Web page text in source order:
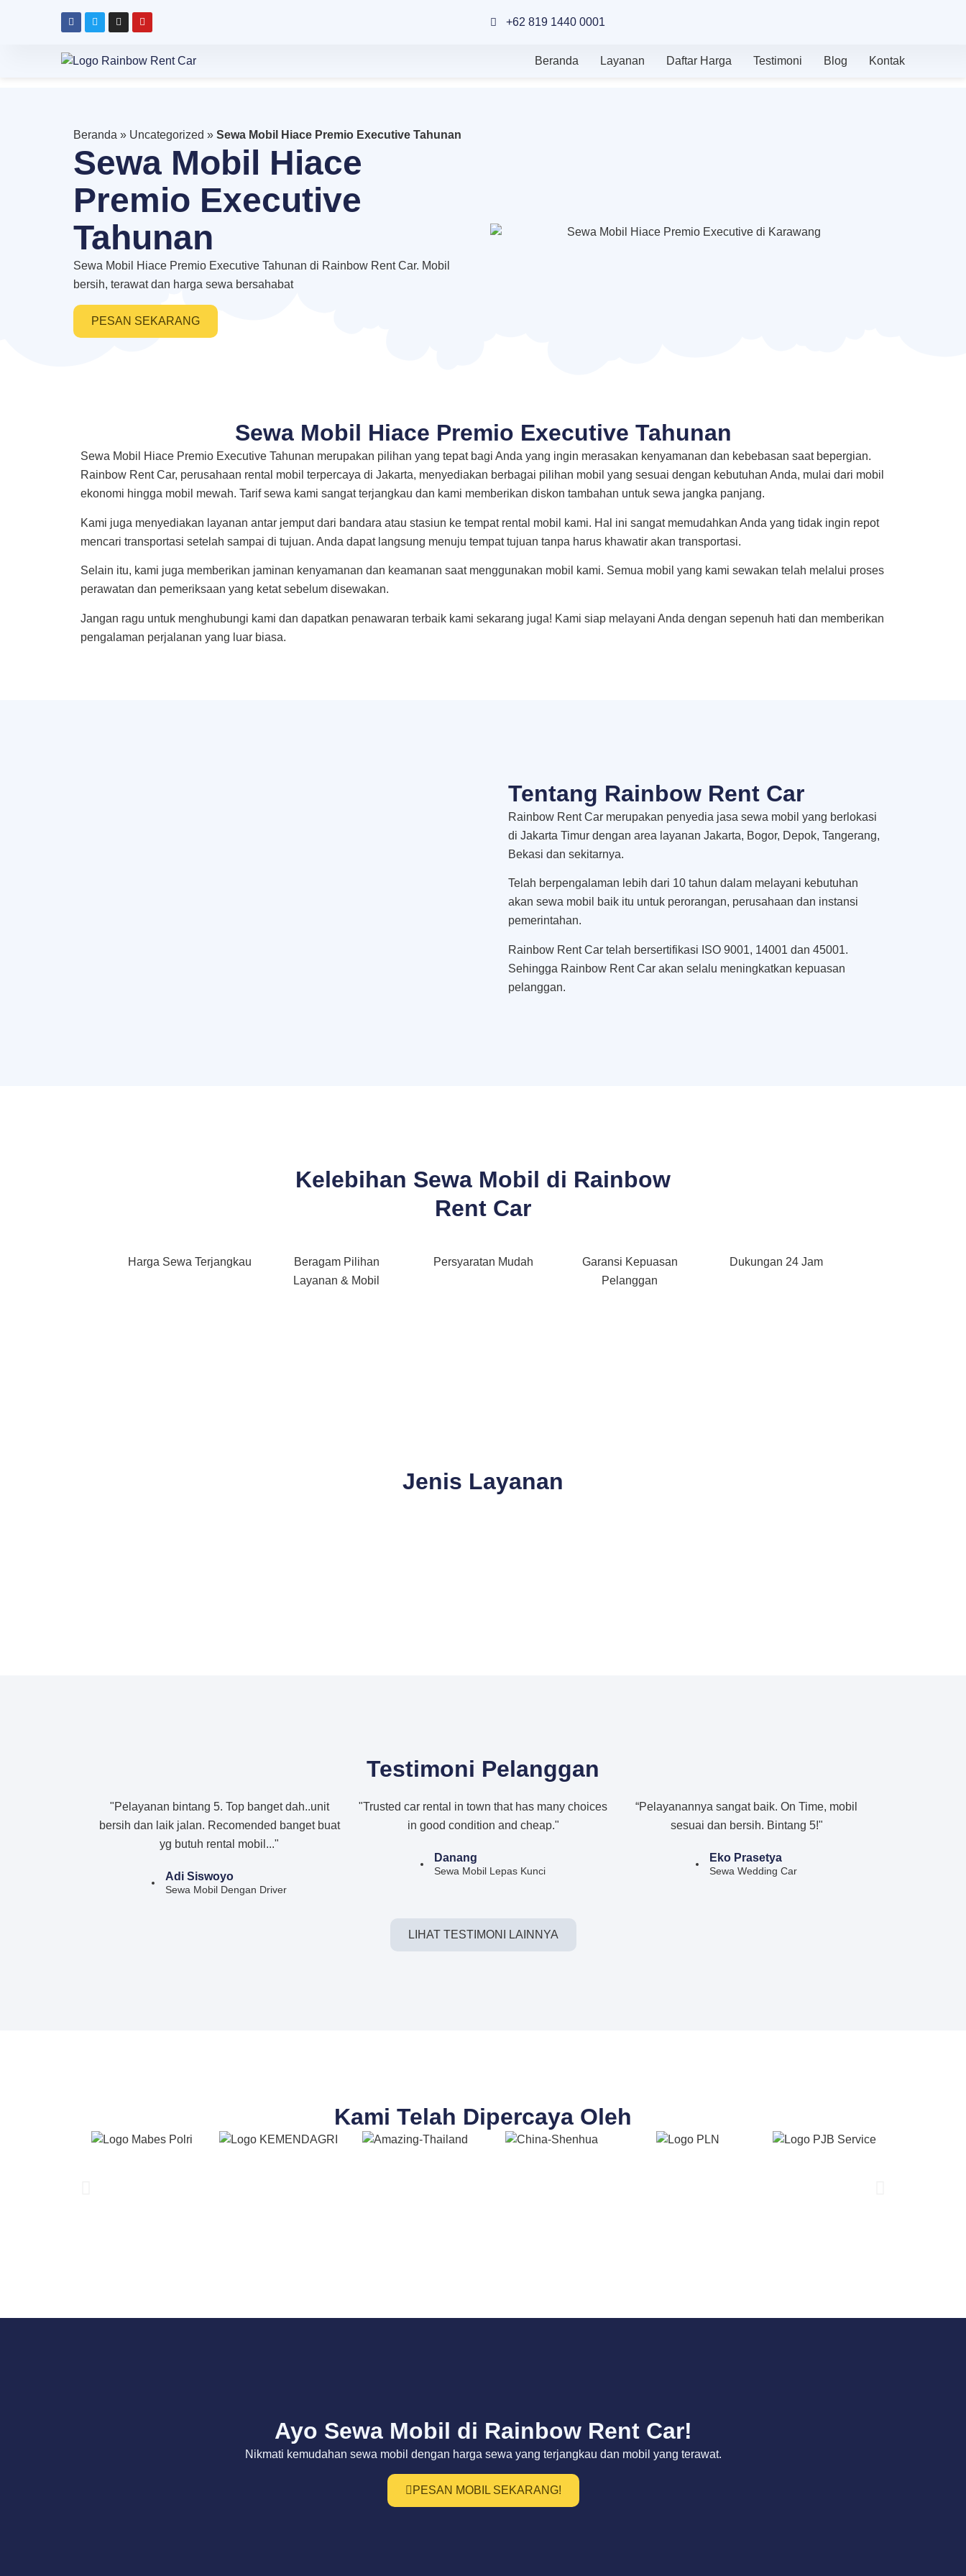
+62 819 1440 0001
Beranda Layanan Daftar Harga Testimoni Blog Kontak
Beranda » Uncategorized » Sewa Mobil Hiace Premio Executive Tahunan
Sewa Mobil Hiace
Premio Executive
Tahunan
Sewa Mobil Hiace Premio Executive Tahunan di Rainbow Rent Car. Mobil
bersih, terawat dan harga sewa bersahabat
PESAN SEKARANG
Sewa Mobil Hiace Premio Executive Tahunan
Sewa Mobil Hiace Premio Executive Tahunan merupakan pilihan yang tepat bagi Anda yang ingin merasakan kenyamanan dan kebebasan saat bepergian.
Rainbow Rent Car, perusahaan rental mobil terpercaya di Jakarta, menyediakan berbagai pilihan mobil yang sesuai dengan kebutuhan Anda, mulai dari mobil
ekonomi hingga mobil mewah. Tarif sewa kami sangat terjangkau dan kami memberikan diskon tambahan untuk sewa jangka panjang.
Kami juga menyediakan layanan antar jemput dari bandara atau stasiun ke tempat rental mobil kami. Hal ini sangat memudahkan Anda yang tidak ingin repot
mencari transportasi setelah sampai di tujuan. Anda dapat langsung menuju tempat tujuan tanpa harus khawatir akan transportasi.
Selain itu, kami juga memberikan jaminan kenyamanan dan keamanan saat menggunakan mobil kami. Semua mobil yang kami sewakan telah melalui proses
perawatan dan pemeriksaan yang ketat sebelum disewakan.
Jangan ragu untuk menghubungi kami dan dapatkan penawaran terbaik kami sekarang juga! Kami siap melayani Anda dengan sepenuh hati dan memberikan
pengalaman perjalanan yang luar biasa.
Tentang Rainbow Rent Car
Rainbow Rent Car merupakan penyedia jasa sewa mobil yang berlokasi
di Jakarta Timur dengan area layanan Jakarta, Bogor, Depok, Tangerang,
Bekasi dan sekitarnya.
Telah berpengalaman lebih dari 10 tahun dalam melayani kebutuhan
akan sewa mobil baik itu untuk perorangan, perusahaan dan instansi
pemerintahan.
Rainbow Rent Car telah bersertifikasi ISO 9001, 14001 dan 45001.
Sehingga Rainbow Rent Car akan selalu meningkatkan kepuasan
pelanggan.
Kelebihan Sewa Mobil di Rainbow
Rent Car
Harga Sewa Terjangkau
Beragam Pilihan
Layanan & Mobil
Persyaratan Mudah
Garansi Kepuasan
Pelanggan
Dukungan 24 Jam
Jenis Layanan
Testimoni Pelanggan
"Pelayanan bintang 5. Top banget dah..unit
bersih dan laik jalan. Recomended banget buat
yg butuh rental mobil..."
Adi Siswoyo
Sewa Mobil Dengan Driver
"Trusted car rental in town that has many choices
in good condition and cheap."
Danang
Sewa Mobil Lepas Kunci
“Pelayanannya sangat baik. On Time, mobil
sesuai dan bersih. Bintang 5!"
Eko Prasetya
Sewa Wedding Car
LIHAT TESTIMONI LAINNYA
Kami Telah Dipercaya Oleh
Ayo Sewa Mobil di Rainbow Rent Car!
Nikmati kemudahan sewa mobil dengan harga sewa yang terjangkau dan mobil yang terawat.
PESAN MOBIL SEKARANG!